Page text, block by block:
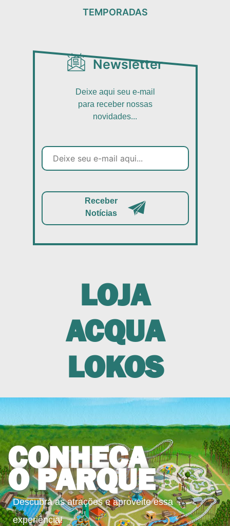
TEMPORADAS
Newsletter
Deixe aqui seu e-mail
para receber nossas
novidades...
Receber
Notícias
LOJA
ACQUA
LOKOS
CONHEÇA
O PARQUE
Descubra as atrações e aproveite essa
experiência!